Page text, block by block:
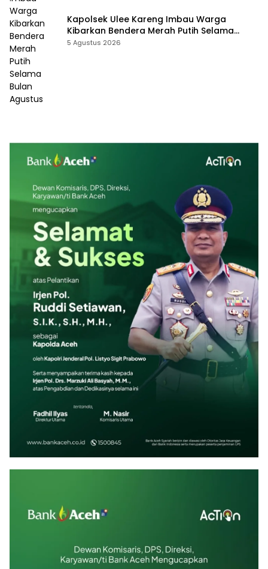
Kapolsek Ulee Kareng Imbau Warga
Kibarkan Bendera Merah Putih Selama
Bulan Agustus
5 Agustus 2026